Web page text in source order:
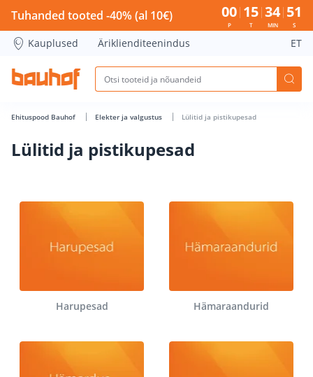
Lülitid ja pistikupesad - Bauhof has loaded
Tuhanded tooted -40% (al 10€) 00
P
15
T
34
MIN
50
S
Kauplused Äriklienditeenindus ET
Ehituspood Bauhof Elekter ja valgustus Lülitid ja pistikupesad
Lülitid ja pistikupesad
Harupesad Hämaraandurid